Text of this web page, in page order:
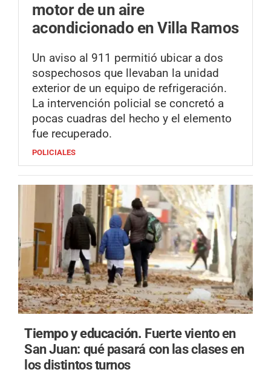
motor de un aire
acondicionado en Villa Ramos
Un aviso al 911 permitió ubicar a dos
sospechosos que llevaban la unidad
exterior de un equipo de refrigeración.
La intervención policial se concretó a
pocas cuadras del hecho y el elemento
fue recuperado.
POLICIALES
Tiempo y educación. Fuerte viento en
San Juan: qué pasará con las clases en
los distintos turnos